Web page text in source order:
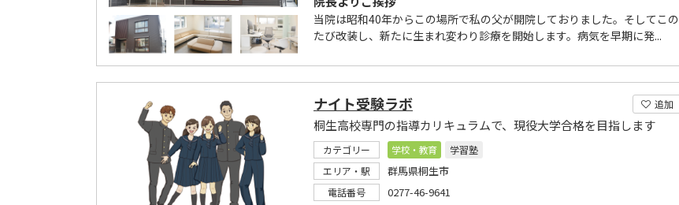
当院は昭和40年からこの場所で私の父が開院しておりました。そしてこの
たび改装し、新たに生まれ変わり診療を開始します。病気を早期に発...
追加
ナイト受験ラボ
桐生高校専門の指導カリキュラムで、現役大学合格を目指します
カテゴリー 学校・教育
学習塾
エリア・駅
群馬県桐生市
電話番号 0277-46-9641